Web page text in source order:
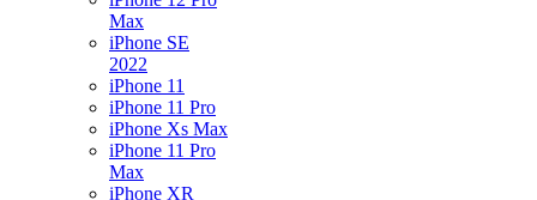
Max
iPhone SE
2022
iPhone 11
iPhone 11 Pro
iPhone Xs Max
iPhone 11 Pro
Max
iPhone XR